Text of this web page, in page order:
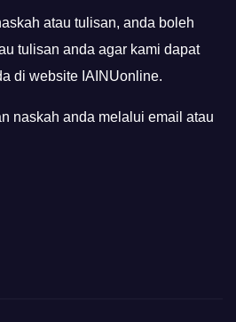
atau tulisan, anda boleh
tulisan anda agar kami dapat
di website IAINUonline.
naskah anda melalui email atau